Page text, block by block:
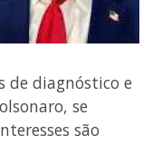
de diagnóstico e
se
são